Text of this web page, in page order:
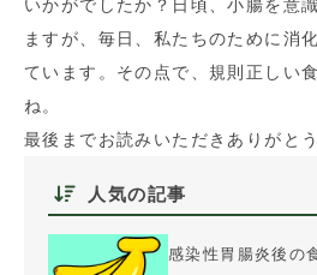
いかがでしたか？日頃、小腸を意
ますが、毎日、私たちのために消
ています。その点で、規則正しい
ね。
最後までお読みいただきありがと
人気の記事
感染性胃腸炎後の